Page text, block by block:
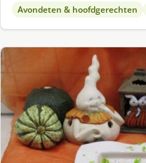
Avondeten & hoofdgerechten